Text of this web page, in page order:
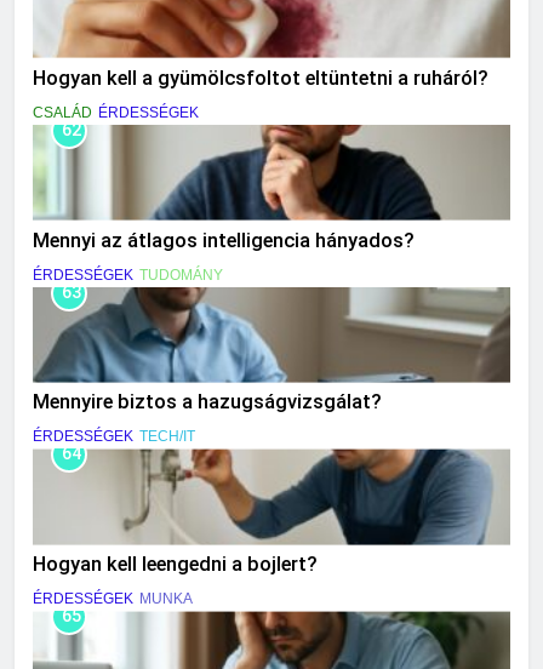
Hogyan kell a gyümölcsfoltot eltüntetni a ruháról?
CSALÁD ÉRDESSÉGEK
62
Mennyi az átlagos intelligencia hányados?
ÉRDESSÉGEK TUDOMÁNY
63
Mennyire biztos a hazugságvizsgálat?
ÉRDESSÉGEK TECH/IT
64
Hogyan kell leengedni a bojlert?
ÉRDESSÉGEK MUNKA
65